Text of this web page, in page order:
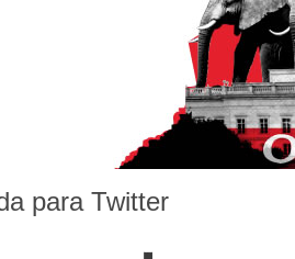
para Twitter